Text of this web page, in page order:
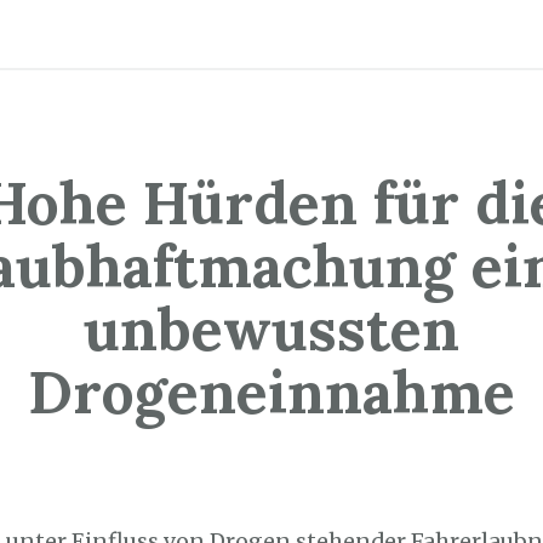
Hürden für
unbewussten
Drogeneinnahme